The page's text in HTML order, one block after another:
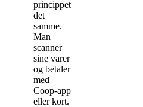
princippet
det
samme.
Man
scanner
sine varer
og betaler
med
Coop-app
eller kort.